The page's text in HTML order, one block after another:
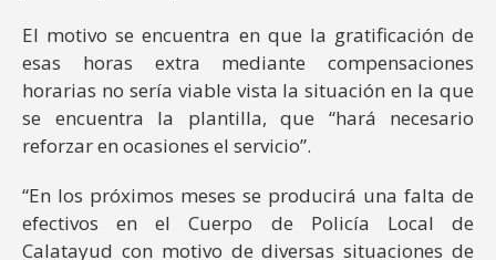
El motivo se encuentra en que la gratificación de
esas horas extra mediante compensaciones
horarias no sería viable vista la situación en la que
se encuentra la plantilla, que “hará necesario
reforzar en ocasiones el servicio”.
“En los próximos meses se producirá una falta de
efectivos en el Cuerpo de Policía Local de
Calatayud con motivo de diversas situaciones de